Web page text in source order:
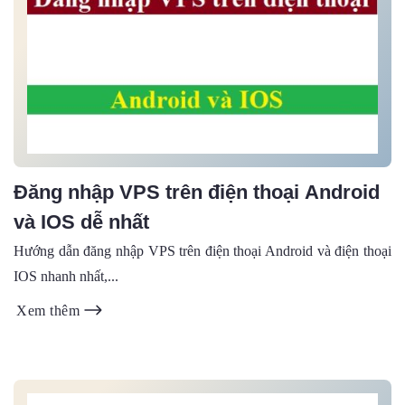
Đăng nhập VPS trên điện thoại Android
và IOS dễ nhất
Hướng dẫn đăng nhập VPS trên điện thoại Android và điện thoại
IOS nhanh nhất,...
Xem thêm